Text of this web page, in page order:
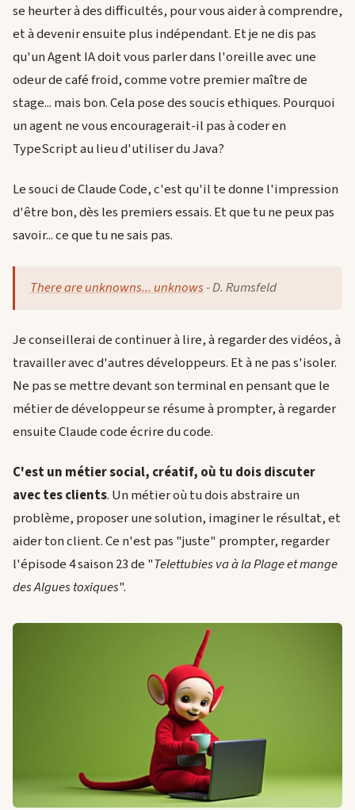
se heurter à des difficultés, pour vous aider à comprendre,
et à devenir ensuite plus indépendant. Et je ne dis pas
qu'un Agent IA doit vous parler dans l'oreille avec une
odeur de café froid, comme votre premier maître de
stage... mais bon. Cela pose des soucis ethiques. Pourquoi
un agent ne vous encouragerait-il pas à coder en
TypeScript au lieu d'utiliser du Java?
Le souci de Claude Code, c'est qu'il te donne l'impression
d'être bon, dès les premiers essais. Et que tu ne peux pas
savoir... ce que tu ne sais pas.
There are unknowns... unknows- D. Rumsfeld
Je conseillerai de continuer à lire, à regarder des vidéos, à
travailler avec d'autres développeurs. Et à ne pas s'isoler.
Ne pas se mettre devant son terminal en pensant que le
métier de développeur se résume à prompter, à regarder
ensuite Claude code écrire du code.
C'est un métier social, créatif, où tu dois discuter
avec tes clients. Un métier où tu dois abstraire un
problème, proposer une solution, imaginer le résultat, et
aider ton client. Ce n'est pas "juste" prompter, regarder
l'épisode 4 saison 23 de "Telettubies va à la Plage et mange
des Algues toxiques".